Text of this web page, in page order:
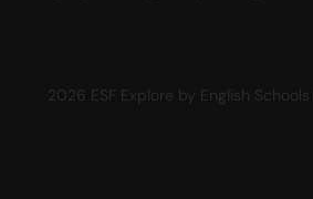
2026 ESF Explore by English